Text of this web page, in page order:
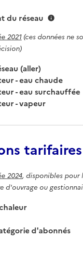
du réseau
2021(ces données ne
(aller)
- eau chaude
- eau surchauffée
- vapeur
tarifaires
2024, disponibles pour
d'ouvrage ou
d'abonnés